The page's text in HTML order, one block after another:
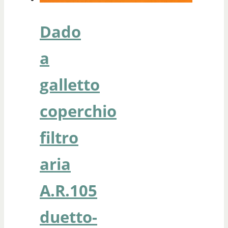
Dado
a
galletto
coperchio
filtro
aria
A.R.105
duetto-